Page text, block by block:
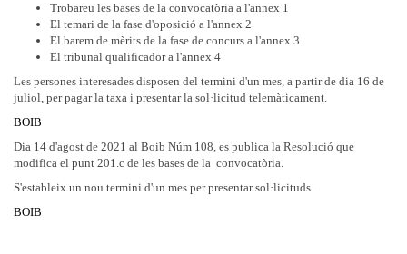
Trobareu les bases de la convocatòria a l'annex 1
El temari de la fase d'oposició a l'annex 2
El barem de mèrits de la fase de concurs a l'annex 3
El tribunal qualificador a l'annex 4
Les persones interesades disposen del termini d'un mes, a partir de dia 16 de
juliol, per pagar la taxa i presentar la sol·licitud telemàticament.
BOIB
Dia 14 d'agost de 2021 al Boib Núm 108, es publica la Resolució que
modifica el punt 201.c de les bases de la convocatòria.
S'estableix un nou termini d'un mes per presentar sol·licituds.
BOIB